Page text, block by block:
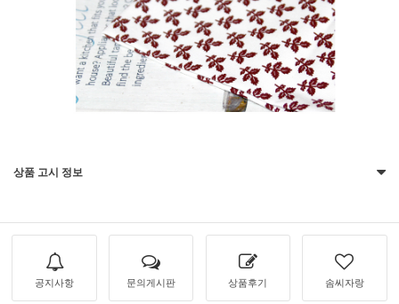
상품 고시 정보
공지사항 문의게시판 상품후기 솜씨자랑